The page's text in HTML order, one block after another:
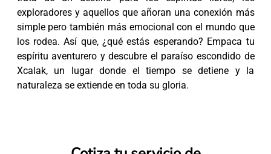
exploradores y aquellos que añoran una conexión más
simple pero también más emocional con el mundo que
los rodea. Así que, ¿qué estás esperando? Empaca tu
espíritu aventurero y descubre el paraíso escondido de
Xcalak, un lugar donde el tiempo se detiene y la
naturaleza se extiende en toda su gloria.